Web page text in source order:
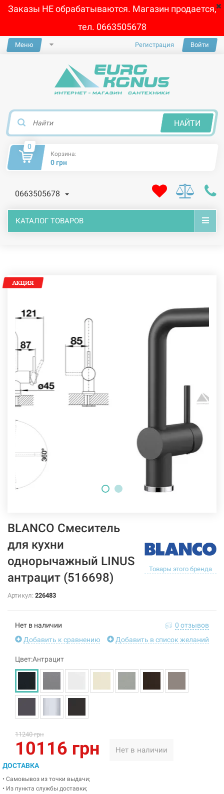
Заказы НЕ обрабатываются. Магазин продается,
тел. 0663505678
Меню Регистрация Войти
НАЙТИ
0
Корзина:
0 грн
0663505678
КАТАЛОГ ТОВАРОВ
BLANCO Смеситель
для кухни
однорычажный LINUS
антрацит (516698)
Товары этого бренда
Артикул: 226483
Нет в наличии
0 отзывов
Добавить к сравнению
Добавить в список желаний
Цвет:Антрацит
11240 грн
10116 грн Нет в наличии
ДОСТАВКА
• Самовывоз из точки выдачи;
• Из пункта службы доставки;